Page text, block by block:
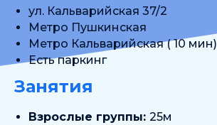
ул. Кальварийская 37/2
Метро Пушкинская
Метро Кальварийская ( 10 мин)
Есть паркинг
Занятия
Взрослые группы: 25м